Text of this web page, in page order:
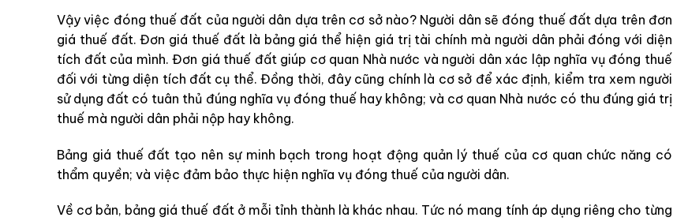
Vậy việc đóng thuế đất của người dân dựa trên cơ sở nào? Người dân sẽ đóng thuế đất dựa trên đơn
giá thuế đất. Đơn giá thuế đất là bảng giá thể hiện giá trị tài chính mà người dân phải đóng với diện
tích đất của mình. Đơn giá thuế đất giúp cơ quan Nhà nước và người dân xác lập nghĩa vụ đóng thuế
đối với từng diện tích đất cụ thể. Đồng thời, đây cũng chính là cơ sở để xác định, kiểm tra xem người
sử dụng đất có tuân thủ đúng nghĩa vụ đóng thuế hay không; và cơ quan Nhà nước có thu đúng giá trị
thuế mà người dân phải nộp hay không.
Bảng giá thuế đất tạo nên sự minh bạch trong hoạt động quản lý thuế của cơ quan chức năng có
thẩm quyền; và việc đảm bảo thực hiện nghĩa vụ đóng thuế của người dân.
Về cơ bản, bảng giá thuế đất ở mỗi tỉnh thành là khác nhau. Tức nó mang tính áp dụng riêng cho từng